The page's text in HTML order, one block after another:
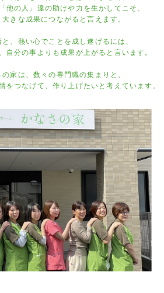
他の人」達の助けや力を生かしてこそ、
きな成果につながると言えます。
、熱い心でことを成し遂げるには、
自分の事よりも成果が上がると言います。
家は、数々の専門職の集まりと、
をつなげて、作り上げたいと考えています。